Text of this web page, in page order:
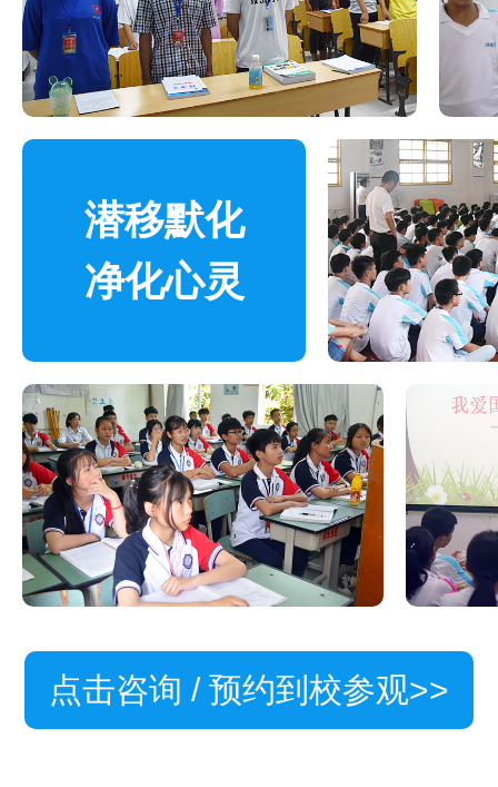
潜移默化
净化心灵
点击咨询 / 预约到校参观>>